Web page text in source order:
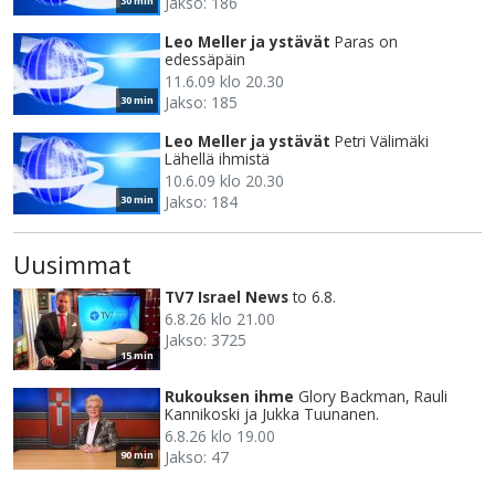
30 min
Leo Meller ja ystävät Paras on
edessäpäin
11.6.09 klo 20.30
Jakso: 185
30 min
Leo Meller ja ystävät Petri Välimäki
Lähellä ihmistä
10.6.09 klo 20.30
Jakso: 184
Uusimmat
15 min
TV7 Israel News to 6.8.
6.8.26 klo 21.00
Jakso: 3725
90 min
Rukouksen ihme Glory Backman, Rauli
Kannikoski ja Jukka Tuunanen.
6.8.26 klo 19.00
Jakso: 47